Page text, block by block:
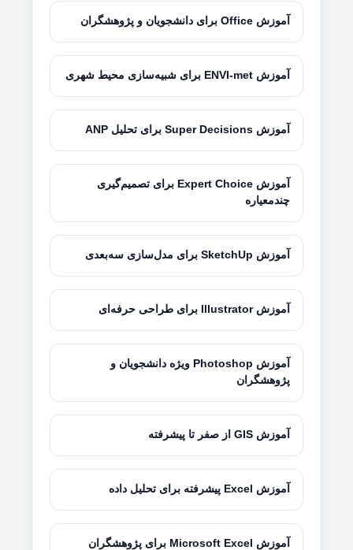
آموزش Office برای دانشجویان و پژوهشگران
آموزش ENVI-met برای شبیه‌سازی محیط شهری
آموزش Super Decisions برای تحلیل ANP
آموزش Expert Choice برای تصمیم‌گیری
چندمعیاره
آموزش SketchUp برای مدل‌سازی سه‌بعدی
آموزش Illustrator برای طراحی حرفه‌ای
آموزش Photoshop ویژه دانشجویان و
پژوهشگران
آموزش GIS از صفر تا پیشرفته
آموزش Excel پیشرفته برای تحلیل داده
آموزش Microsoft Excel برای پژوهشگران